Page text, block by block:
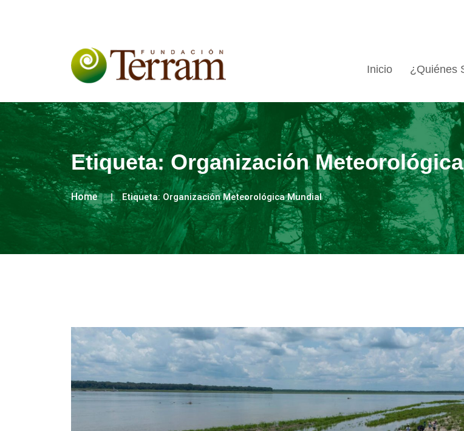
Inicio ¿Quiénes
Etiqueta:Organización
Home Etiqueta:Organización Meteorológica Mundial